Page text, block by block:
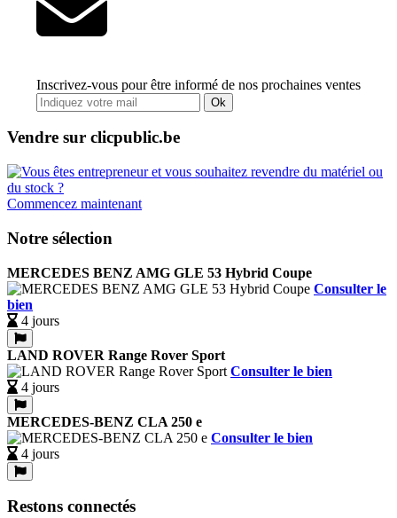
Inscrivez-vous pour être informé de nos prochaines ventes
Ok
Vendre sur clicpublic.be
Commencez maintenant
Notre sélection
MERCEDES BENZ AMG GLE 53 Hybrid Coupe
Consulter le
bien
4 jours
LAND ROVER Range Rover Sport
Consulter le bien
4 jours
MERCEDES-BENZ CLA 250 e
Consulter le bien
4 jours
Restons connectés